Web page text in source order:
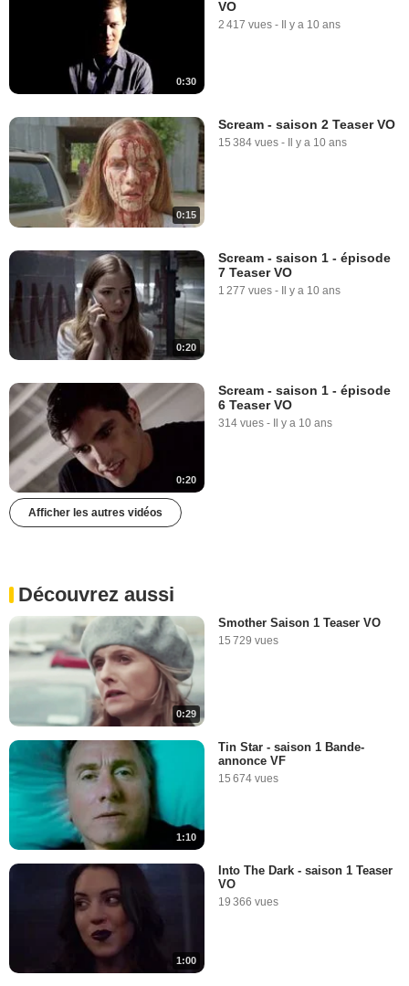
0:30
VO
2 417 vues - Il y a 10 ans
0:15
Scream - saison 2 Teaser VO
15 384 vues - Il y a 10 ans
0:20
Scream - saison 1 - épisode
7 Teaser VO
1 277 vues - Il y a 10 ans
0:20
Scream - saison 1 - épisode
6 Teaser VO
314 vues - Il y a 10 ans
Afficher les autres vidéos
Découvrez aussi
0:29
Smother Saison 1 Teaser VO
15 729 vues
1:10
Tin Star - saison 1 Bande-
annonce VF
15 674 vues
1:00
Into The Dark - saison 1 Teaser
VO
19 366 vues